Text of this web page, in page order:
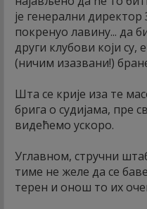
је генерални
покренуо лавину... да
други клубови који
(ничим изазвани!)
Шта се крије иза те
брига о судијама, пре
видећемо ускоро.
Углавном, стручни
тиме не желе да се
терен и онош то их